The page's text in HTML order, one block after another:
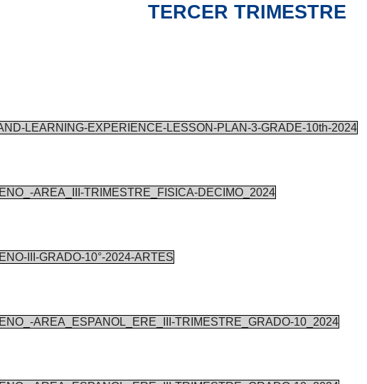
TERCER TRIMESTRE
LEARNING-EXPERIENCE-LESSON-PLAN-3-GRADE-10th-2024
AREA_III-TRIMESTRE_FISICA-DECIMO_2024
III-GRADO-10°-2024-ARTES
AREA_ESPANOL_ERE_III-TRIMESTRE_GRADO-10_2024